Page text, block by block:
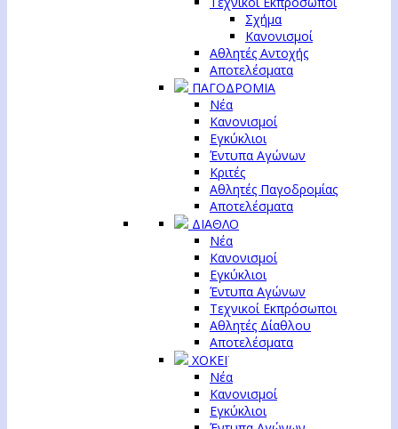
Σχήμα
Κανονισμοί
Αθλητές Αντοχής
Αποτελέσματα
ΠΑΓΟΔΡΟΜΙΑ
Νέα
Κανονισμοί
Εγκύκλιοι
Έντυπα Αγώνων
Κριτές
Αθλητές Παγοδρομίας
Αποτελέσματα
ΔΙΑΘΛΟ
Νέα
Κανονισμοί
Εγκύκλιοι
Έντυπα Αγώνων
Τεχνικοί Εκπρόσωποι
Αθλητές Δίαθλου
Αποτελέσματα
ΧΟΚΕΪ
Νέα
Κανονισμοί
Εγκύκλιοι